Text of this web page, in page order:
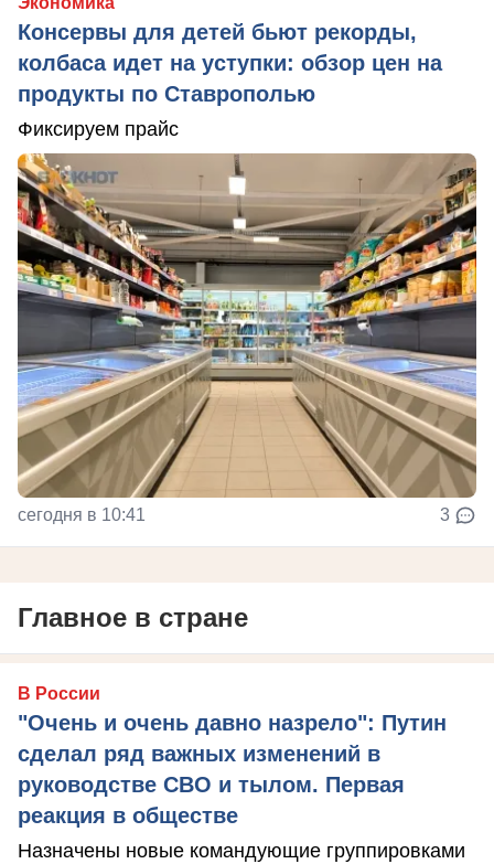
Консервы для детей бьют рекорды,
колбаса идет на уступки: обзор цен на
продукты по Ставрополью
Фиксируем прайс
сегодня в 10:41 3
Главное в стране
В России
"Очень и очень давно назрело": Путин
сделал ряд важных изменений в
руководстве СВО и тылом. Первая
реакция в обществе
Назначены новые командующие группировками